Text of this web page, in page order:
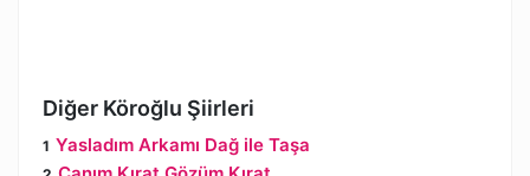
Diğer Köroğlu Şiirleri
Yasladım Arkamı Dağ ile Taşa